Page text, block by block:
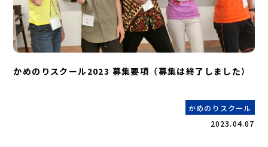
かめのりスクール2023 募集要項（募集は終了しました）
かめのりスクール
2023.04.07